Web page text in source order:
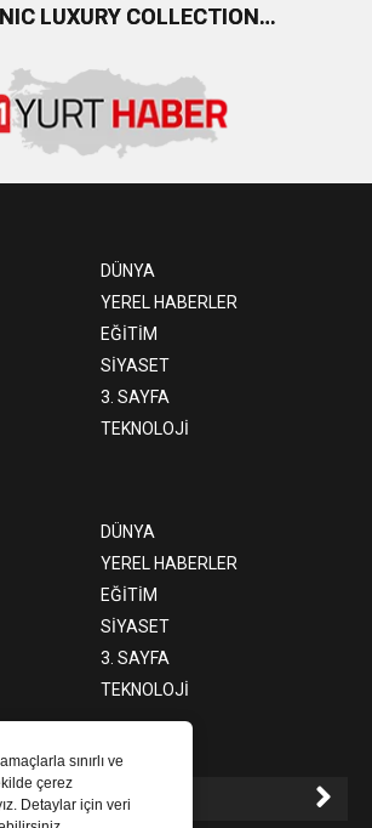
sınırlı ve
çerez
Detaylar için veri
LUXURY COLLECTION
DÜNYA
YEREL HABERLER
EĞİTİM
SİYASET
3. SAYFA
TEKNOLOJİ
DÜNYA
YEREL HABERLER
EĞİTİM
SİYASET
3. SAYFA
TEKNOLOJİ